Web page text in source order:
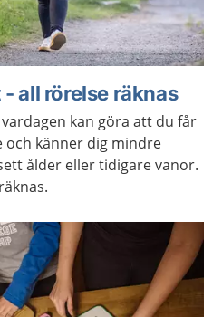
all rörelse räknas
kan göra att du får
känner dig mindre
ålder eller tidigare vanor.